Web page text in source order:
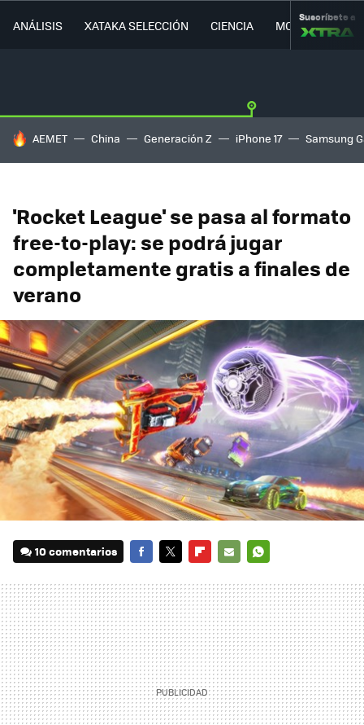
ANÁLISIS XATAKA SELECCIÓN CIENCIA MOVILIDAD
Suscríbete a
HOY SE HABLA DE
AEMET China Generación Z iPhone 17 Samsung
'Rocket League' se pasa al formato
free-to-play: se podrá jugar
completamente gratis a finales de
verano
10 comentarios
MAIL